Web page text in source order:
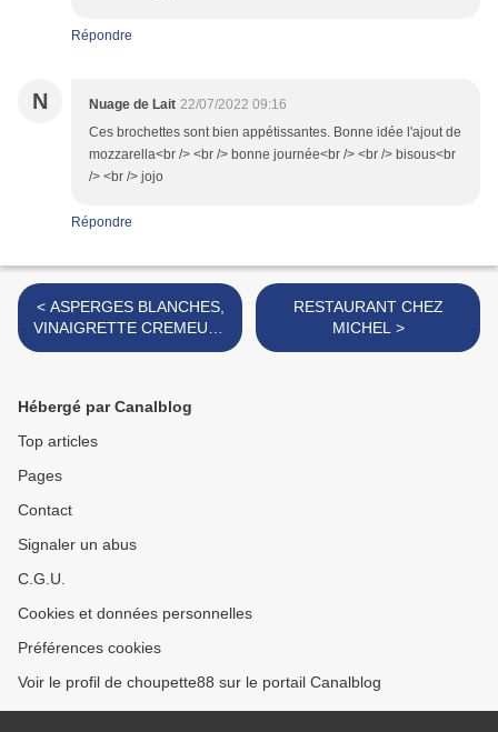
Répondre
N Nuage de Lait 22/07/2022 09:16
Ces brochettes sont bien appétissantes. Bonne idée l'ajout de
mozzarella<br /> <br /> bonne journée<br /> <br /> bisous<br
/> <br /> jojo
Répondre
< ASPERGES BLANCHES,
VINAIGRETTE CREMEUSE
AUX HERBES
RESTAURANT CHEZ
MICHEL >
Hébergé par Canalblog
Top articles
Pages
Contact
Signaler un abus
C.G.U.
Cookies et données personnelles
Préférences cookies
Voir le profil de choupette88 sur le portail Canalblog